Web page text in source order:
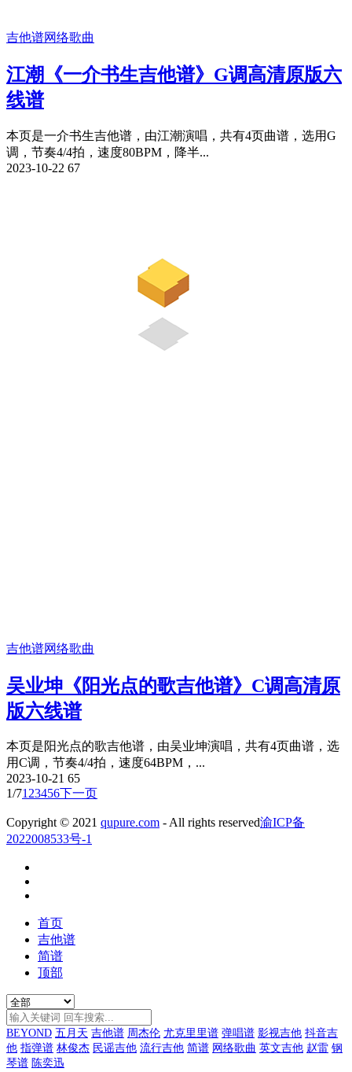
吉他谱网络歌曲
江潮《一介书生吉他谱》G调高清原版六
线谱
本页是一介书生吉他谱，由江潮演唱，共有4页曲谱，选用G
调，节奏4/4拍，速度80BPM，降半...
2023-10-22 67
吉他谱网络歌曲
吴业坤《阳光点的歌吉他谱》C调高清原
版六线谱
本页是阳光点的歌吉他谱，由吴业坤演唱，共有4页曲谱，选
用C调，节奏4/4拍，速度64BPM，...
2023-10-21 65
1/7123456下一页
Copyright © 2021 qupure.com - All rights reserved渝ICP备
2022008533号-1
首页
吉他谱
简谱
顶部
BEYOND 五月天 吉他谱 周杰伦 尤克里里谱 弹唱谱 影视吉他 抖音吉
他 指弹谱 林俊杰 民谣吉他 流行吉他 简谱 网络歌曲 英文吉他 赵雷 钢
琴谱 陈奕迅